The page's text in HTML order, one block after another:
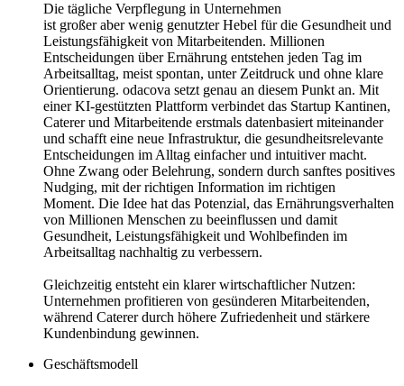
Die tägliche Verpflegung in Unternehmen
ist großer aber wenig genutzter Hebel für die Gesundheit und
Leistungsfähigkeit von Mitarbeitenden. Millionen
Entscheidungen über Ernährung entstehen jeden Tag im
Arbeitsalltag, meist spontan, unter Zeitdruck und ohne klare
Orientierung. odacova setzt genau an diesem Punkt an. Mit
einer KI-gestützten Plattform verbindet das Startup Kantinen,
Caterer und Mitarbeitende erstmals datenbasiert miteinander
und schafft eine neue Infrastruktur, die gesundheitsrelevante
Entscheidungen im Alltag einfacher und intuitiver macht.
Ohne Zwang oder Belehrung, sondern durch sanftes positives
Nudging, mit der richtigen Information im richtigen
Moment. Die Idee hat das Potenzial, das Ernährungsverhalten
von Millionen Menschen zu beeinflussen und damit
Gesundheit, Leistungsfähigkeit und Wohlbefinden im
Arbeitsalltag nachhaltig zu verbessern.
Gleichzeitig entsteht ein klarer wirtschaftlicher Nutzen:
Unternehmen profitieren von gesünderen Mitarbeitenden,
während Caterer durch höhere Zufriedenheit und stärkere
Kundenbindung gewinnen.
Geschäftsmodell